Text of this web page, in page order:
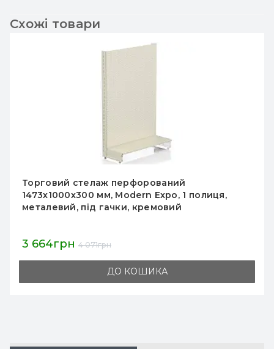
Схожі товари
Торговий стелаж перфорований
1473х1000х300 мм, Modern Expo, 1 полиця,
металевий, під гачки, кремовий
3 664грн 4 071грн
ДО КОШИКА